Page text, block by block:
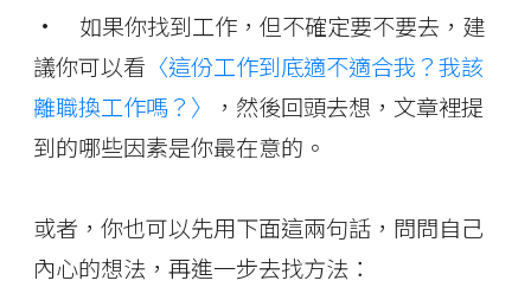
• 如果你找到工作，但不確定要不要去，建
議你可以看 〈這份工作到底適不適合我？我該
離職換工作嗎？〉
，然後回頭去想，文章裡提
到的哪些因素是你最在意的。
或者，你也可以先用下面這兩句話，問問自己
內心的想法，再進一步去找方法：